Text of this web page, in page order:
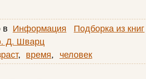
в Информация
Подборка из книг
Д. Шварц
, время, человек